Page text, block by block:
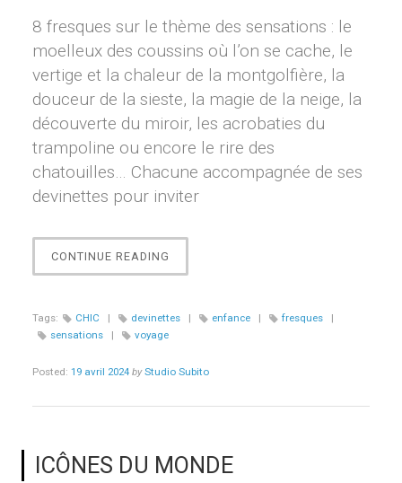
8 fresques sur le thème des sensations : le
moelleux des coussins où l’on se cache, le
vertige et la chaleur de la montgolfière, la
douceur de la sieste, la magie de la neige, la
découverte du miroir, les acrobaties du
trampoline ou encore le rire des
chatouilles… Chacune accompagnée de ses
devinettes pour inviter
CONTINUE READING
VOYAGE
SENSATIONS »
Tags: CHIC | devinettes | enfance | fresques
|
sensations
| voyage
Posted: 19 avril 2024 by Studio Subito
ICÔNES DU MONDE